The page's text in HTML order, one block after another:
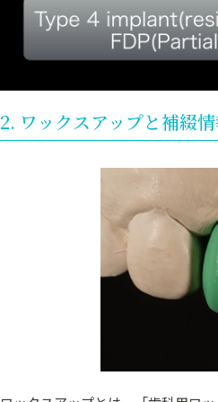
2. ワックスアップと補綴